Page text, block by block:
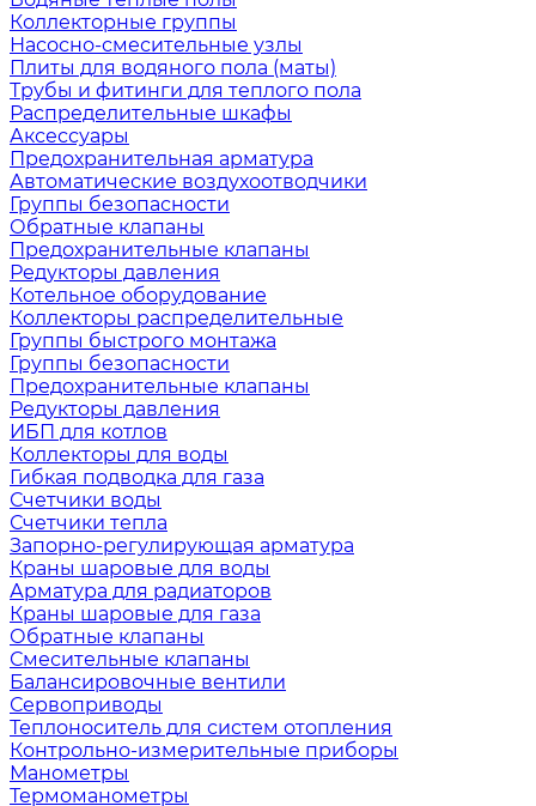
Коллекторные группы
Насосно-смесительные узлы
Плиты для водяного пола (маты)
Трубы и фитинги для теплого пола
Распределительные шкафы
Аксессуары
Предохранительная арматура
Автоматические воздухоотводчики
Группы безопасности
Обратные клапаны
Предохранительные клапаны
Редукторы давления
Котельное оборудование
Коллекторы распределительные
Группы быстрого монтажа
Группы безопасности
Предохранительные клапаны
Редукторы давления
ИБП для котлов
Коллекторы для воды
Гибкая подводка для газа
Счетчики воды
Счетчики тепла
Запорно-регулирующая арматура
Краны шаровые для воды
Арматура для радиаторов
Краны шаровые для газа
Обратные клапаны
Смесительные клапаны
Балансировочные вентили
Сервоприводы
Теплоноситель для систем отопления
Контрольно-измерительные приборы
Манометры
Термоманометры